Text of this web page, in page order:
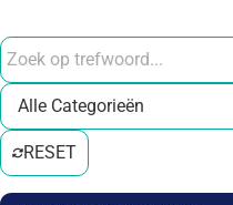
Zoek
Selecteer Categorie
RESET